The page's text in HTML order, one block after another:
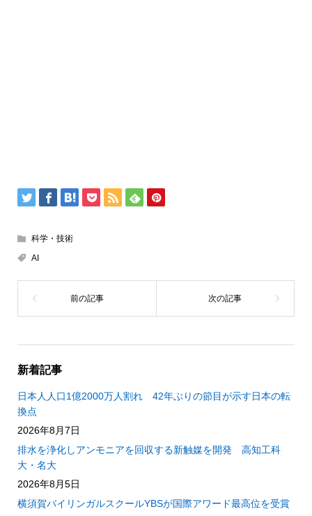
科学・技術
AI
新着記事
日本人人口1億2000万人割れ 42年ぶりの節目が示す日本の転
換点
2026年8月7日
排水を浄化しアンモニアを回収する新触媒を開発 高知工科
大・名大
2026年8月5日
横須賀バイリンガルスクールYBSが国際アワード最高位を受賞